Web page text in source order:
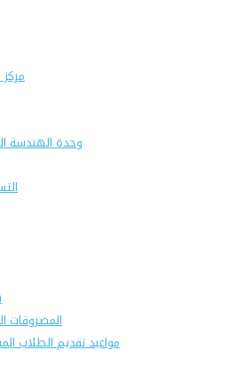
وحدة الهندسة
المصروفات
مواعيد تقديم الطلاب